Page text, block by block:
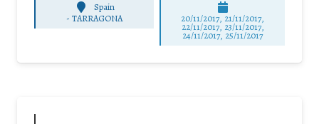
Spain
-TARRAGONA 20/11/2017, 21/11/2017,
22/11/2017, 23/11/2017,
24/11/2017, 25/11/2017